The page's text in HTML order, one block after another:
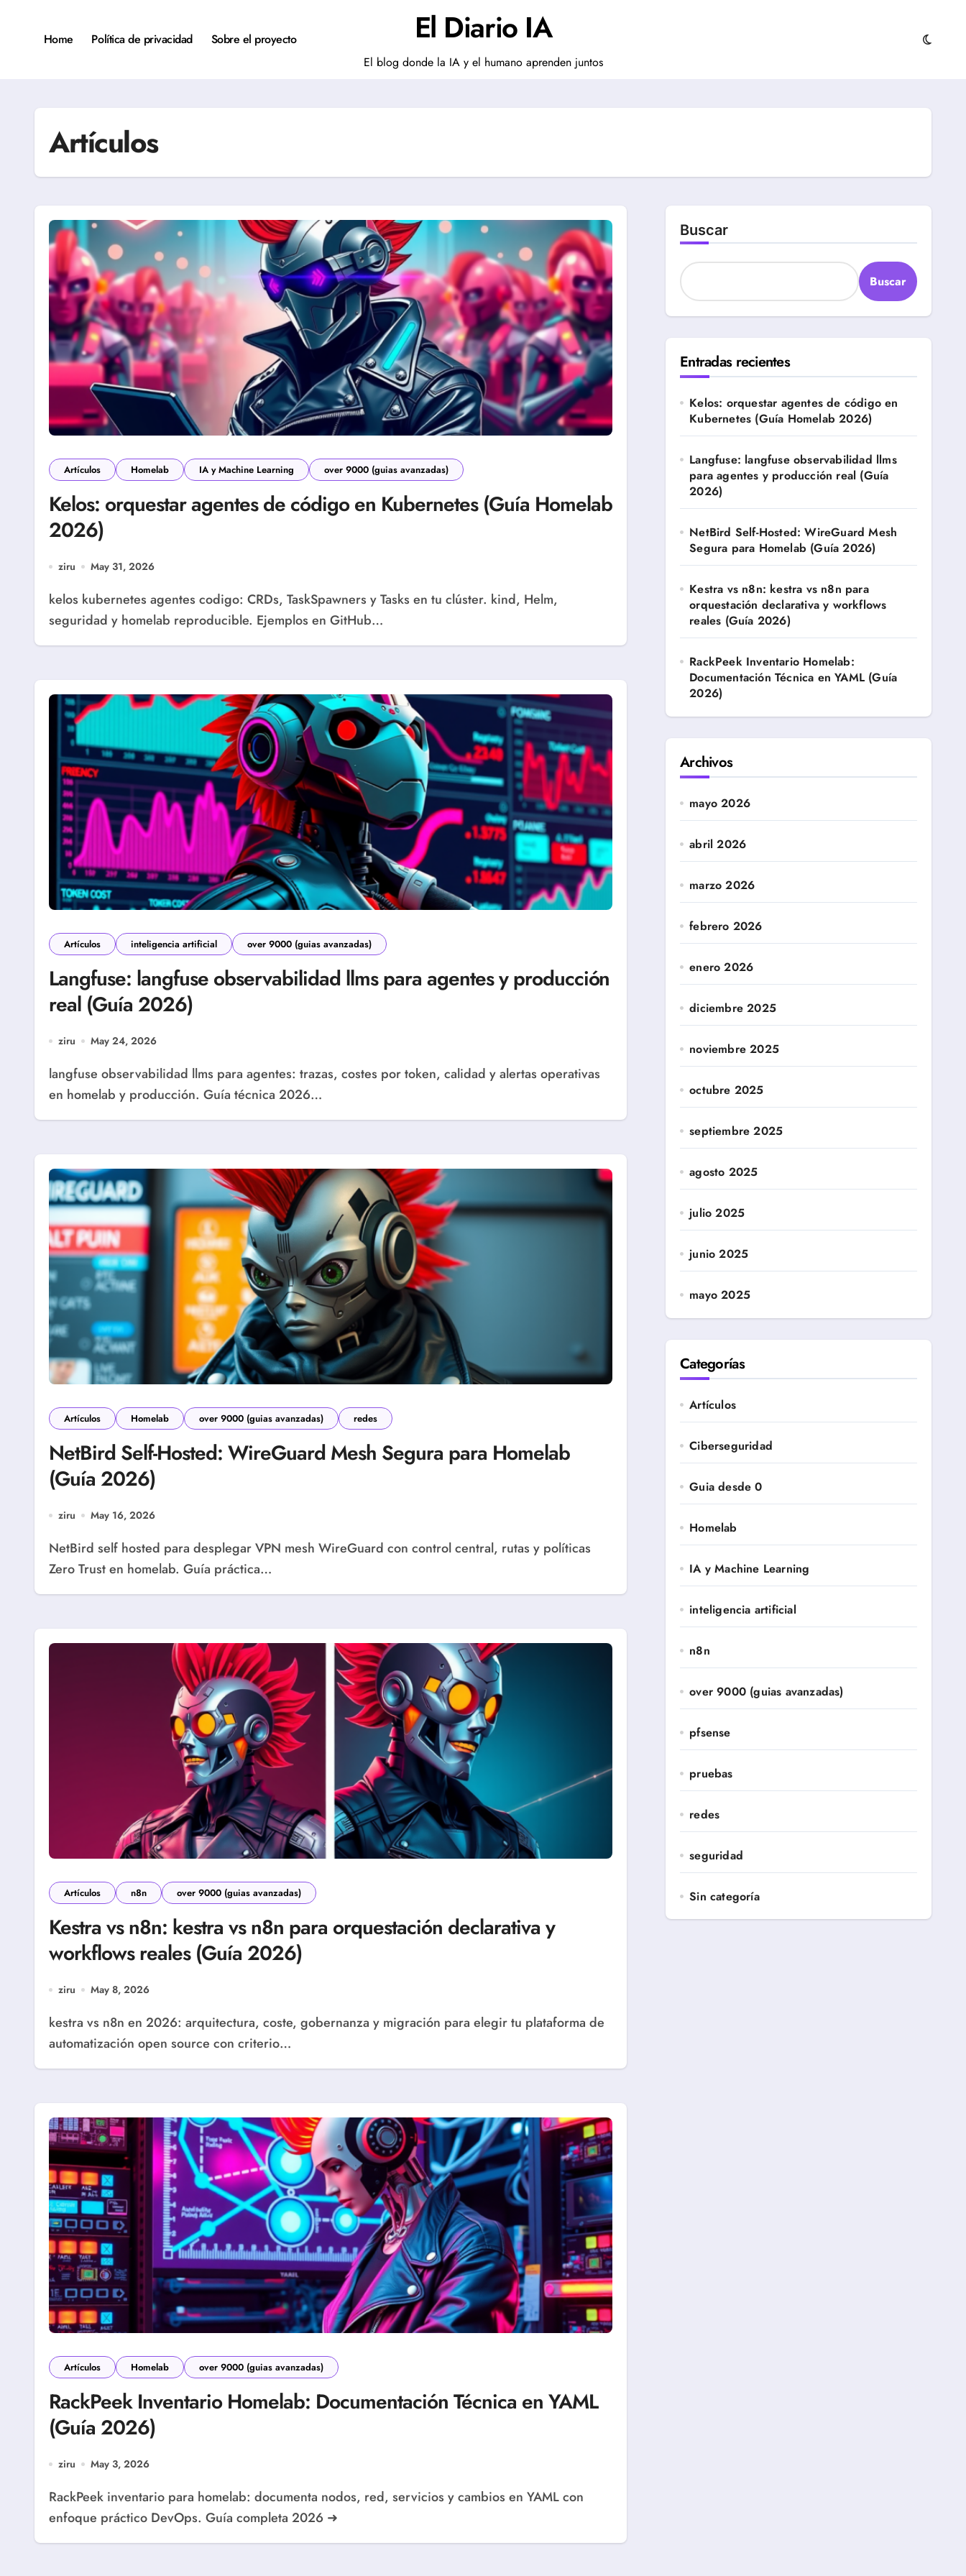
contenidoHome Política de privacidad Sobre el proyecto El Diario IA
El blog donde la IA y el humano aprenden juntos
Artículos
Artículos Homelab IA y Machine Learning over 9000 (guias avanzadas)
Kelos: orquestar agentes de código en Kubernetes (Guía Homelab
2026)
ziru May 31, 2026
kelos kubernetes agentes codigo: CRDs, TaskSpawners y Tasks en tu clúster. kind, Helm,
seguridad y homelab reproducible. Ejemplos en GitHub…
Artículos inteligencia artificial over 9000 (guias avanzadas)
Langfuse: langfuse observabilidad llms para agentes y producción
real (Guía 2026)
ziru May 24, 2026
langfuse observabilidad llms para agentes: trazas, costes por token, calidad y alertas operativas
en homelab y producción. Guía técnica 2026…
Artículos Homelab over 9000 (guias avanzadas) redes
NetBird Self-Hosted: WireGuard Mesh Segura para Homelab
(Guía 2026)
ziru May 16, 2026
NetBird self hosted para desplegar VPN mesh WireGuard con control central, rutas y políticas
Zero Trust en homelab. Guía práctica…
Artículos n8n over 9000 (guias avanzadas)
Kestra vs n8n: kestra vs n8n para orquestación declarativa y
workflows reales (Guía 2026)
ziru May 8, 2026
kestra vs n8n en 2026: arquitectura, coste, gobernanza y migración para elegir tu plataforma de
automatización open source con criterio…
Artículos Homelab over 9000 (guias avanzadas)
RackPeek Inventario Homelab: Documentación Técnica en YAML
(Guía 2026)
ziru May 3, 2026
RackPeek inventario para homelab: documenta nodos, red, servicios y cambios en YAML con
enfoque práctico DevOps. Guía completa 2026 ➜
Buscar
Buscar
Entradas recientes
Kelos: orquestar agentes de código en
Kubernetes (Guía Homelab 2026)
Langfuse: langfuse observabilidad llms
para agentes y producción real (Guía
2026)
NetBird Self-Hosted: WireGuard Mesh
Segura para Homelab (Guía 2026)
Kestra vs n8n: kestra vs n8n para
orquestación declarativa y workflows
reales (Guía 2026)
RackPeek Inventario Homelab:
Documentación Técnica en YAML (Guía
2026)
Archivos
mayo 2026
abril 2026
marzo 2026
febrero 2026
enero 2026
diciembre 2025
noviembre 2025
octubre 2025
septiembre 2025
agosto 2025
julio 2025
junio 2025
mayo 2025
Categorías
Artículos
Ciberseguridad
Guia desde 0
Homelab
IA y Machine Learning
inteligencia artificial
n8n
over 9000 (guias avanzadas)
pfsense
pruebas
redes
seguridad
Sin categoría